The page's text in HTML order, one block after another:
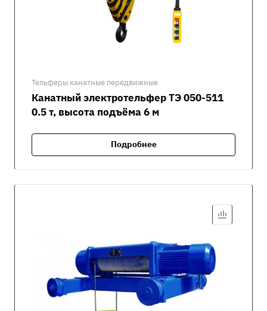
Тельферы канатные передвижные
Канатный электротельфер ТЭ 050-511
0.5 т, высота подъёма 6 м
Подробнее